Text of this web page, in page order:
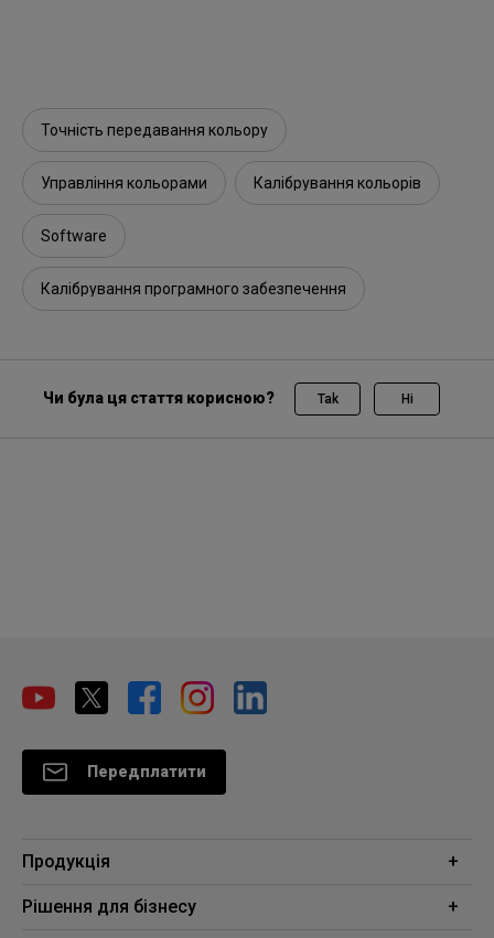
Точність передавання кольору
Управління кольорами Калібрування кольорів
Software
Калібрування програмного забезпечення
Чи була ця стаття корисною? Tak Ні
Передплатити
Продукція
Проектори
Рішення для бізнесу